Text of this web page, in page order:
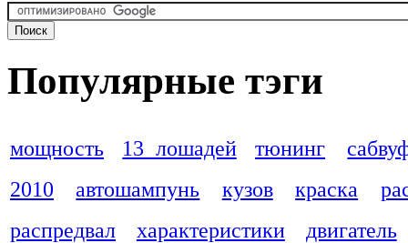
Популярные тэги
мощность 13 лошадей тюнинг
2010
автошампунь кузов краска
распредвал
характеристики
двигатель